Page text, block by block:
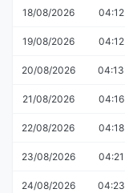
18/08/2026 04:12
19/08/2026 04:12
20/08/2026 04:13
21/08/2026 04:16
22/08/2026 04:18
23/08/2026 04:21
24/08/2026 04:23